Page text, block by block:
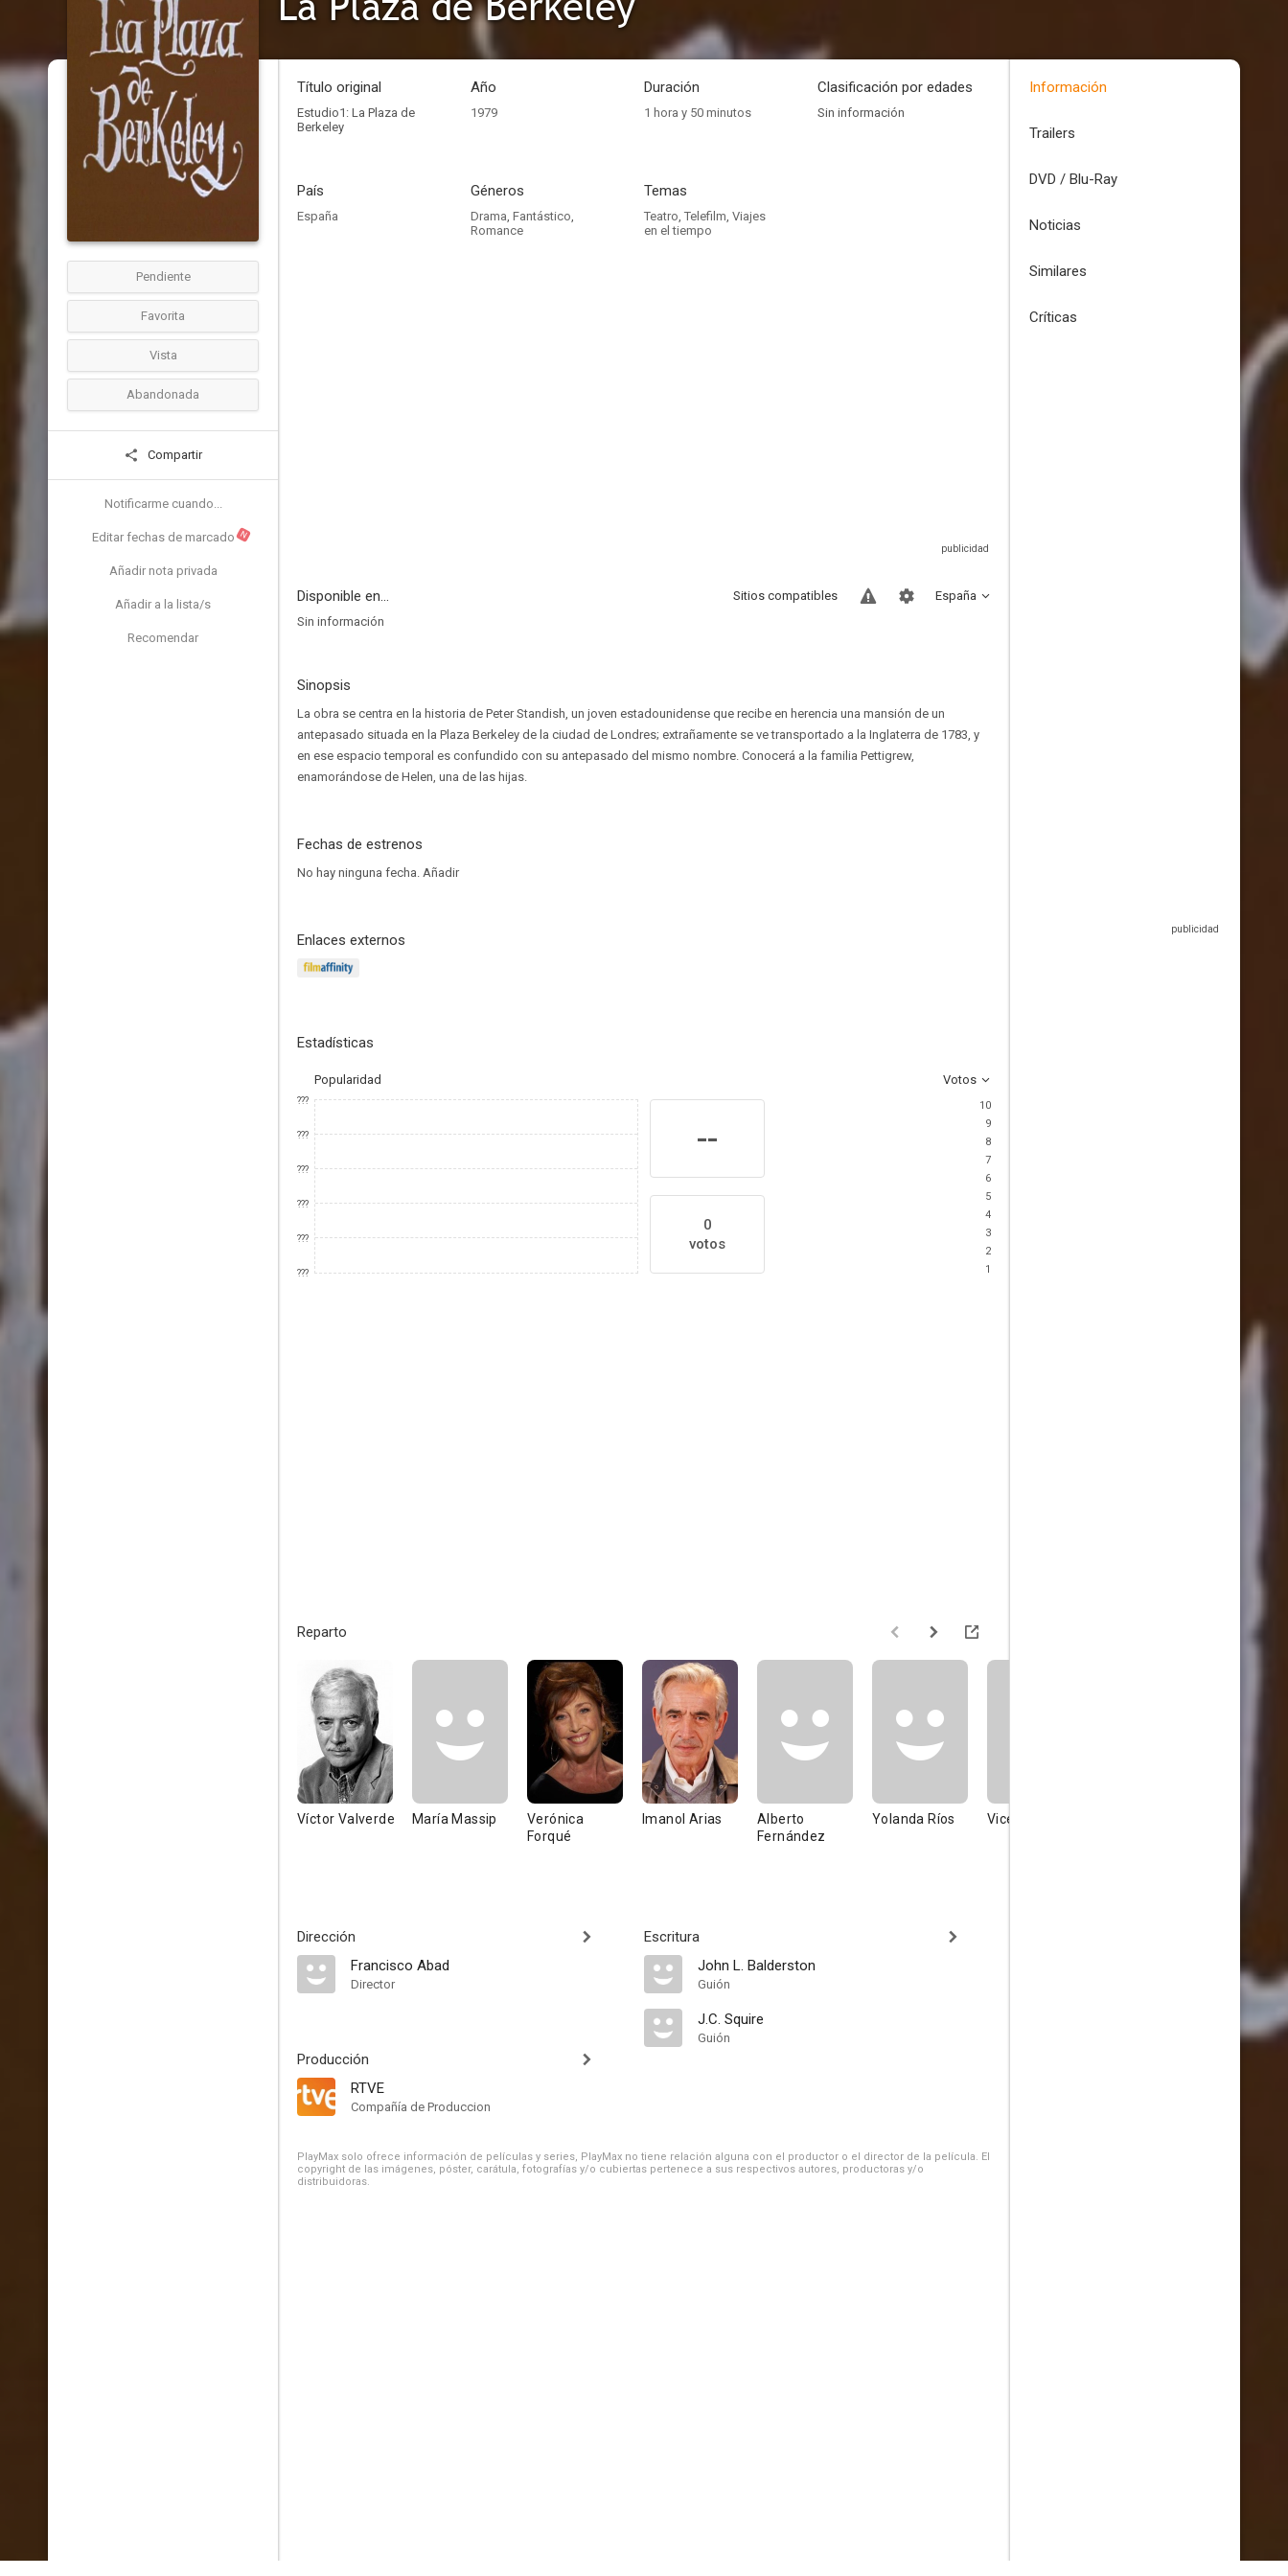
Pendiente
Favorita
Vista
Abandonada
Compartir
Notificarme cuando...
Editar fechas de marcado N
Añadir nota privada
Añadir a la lista/s
Recomendar
Título original
Estudio1: La Plaza de
Berkeley
Año
1979
Duración
1 hora y 50 minutos
Clasificación por edades
Sin información
País
España
Géneros
Drama, Fantástico,
Romance
Temas
Teatro, Telefilm, Viajes
en el tiempo
Disponible en... España
Sitios compatibles
Sin información
Sinopsis
La obra se centra en la historia de Peter Standish, un joven estadounidense que recibe en herencia una mansión de un
antepasado situada en la Plaza Berkeley de la ciudad de Londres; extrañamente se ve transportado a la Inglaterra de 1783, y
en ese espacio temporal es confundido con su antepasado del mismo nombre. Conocerá a la familia Pettigrew,
enamorándose de Helen, una de las hijas.
Fechas de estrenos
No hay ninguna fecha. Añadir
Enlaces externos
Estadísticas
Popularidad Votos
???
???
???
???
???
???
--
0
votos
10
9
8
7
6
5
4
3
2
1
Reparto
Víctor Valverde María Massip
Verónica
Forqué
Imanol Arias
Alberto
Fernández
Yolanda Ríos Vicente Vega
Dirección
Francisco Abad
Director
Producción
RTVE
Compañía de Produccion
Escritura
John L. Balderston
Guión
J.C. Squire
Guión
PlayMax solo ofrece información de películas y series, PlayMax no tiene relación alguna con el productor o el director de la película. El
copyright de las imágenes, póster, carátula, fotografías y/o cubiertas pertenece a sus respectivos autores, productoras y/o
distribuidoras.
Información
Trailers
DVD / Blu-Ray
Noticias
Similares
Críticas